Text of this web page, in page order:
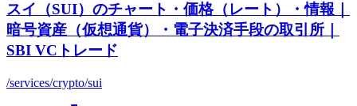
スイ（SUI）のチャート・価格（レート）・情報｜
暗号資産（仮想通貨）・電子決済手段の取引所｜
SBI VCトレード
/services/crypto/sui